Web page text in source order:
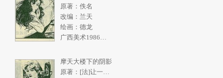
原著：佚名
改编：兰天
绘画：德龙
摩天大楼下的阴影
原著：[法]让一皮埃尔.拉阿里